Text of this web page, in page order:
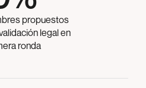
propuestos
legal en
ronda